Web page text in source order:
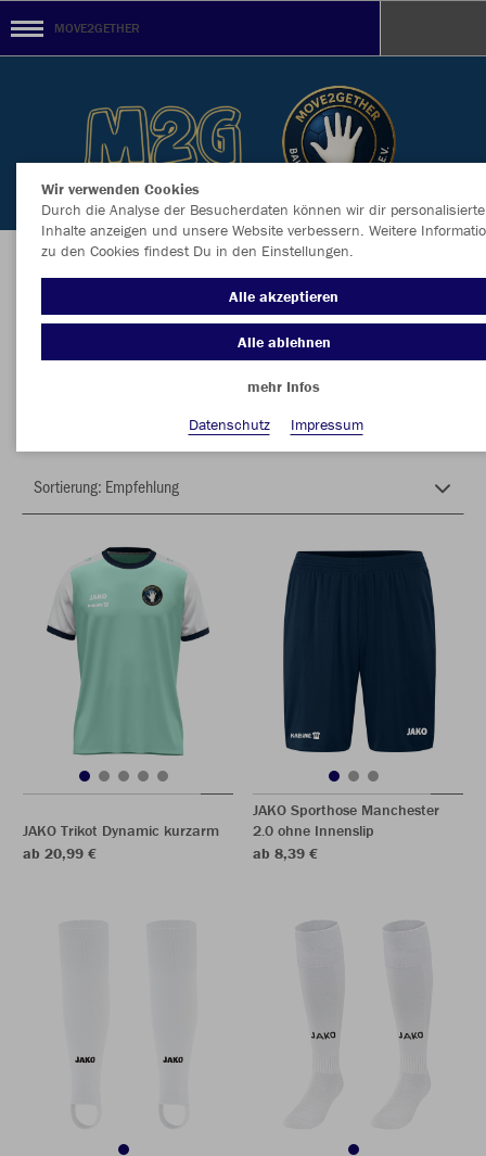
MOVE2GETHER
Herzlich Willkommen im Teamshop
MOVE2GETHER
JAKO Trikot Dynamic kurzarm
ab 20,99 €
JAKO Sporthose Manchester
2.0 ohne Innenslip
ab 8,39 €
Wir verwenden Cookies
Durch die Analyse der Besucherdaten können wir dir personalisierte
Inhalte anzeigen und unsere Website verbessern. Weitere
zu den Cookies findest Du in den Einstellungen.
Alle akzeptieren
Alle ablehnen
mehr Infos
Datenschutz
Impressum